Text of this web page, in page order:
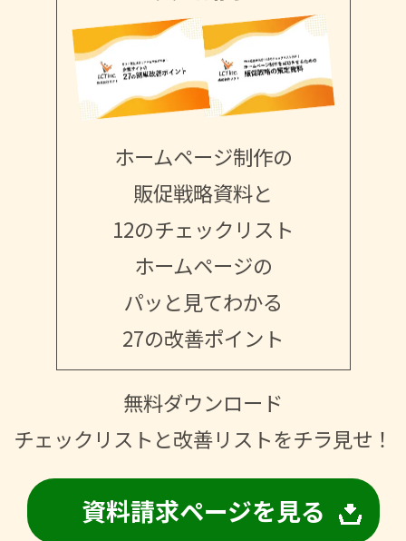
ホームページ制作の
販促戦略資料と
12のチェックリスト
ホームページの
パッと見てわかる
27の改善ポイント
無料ダウンロード
チェックリストと改善リストをチラ見せ！
資料請求ページを見る